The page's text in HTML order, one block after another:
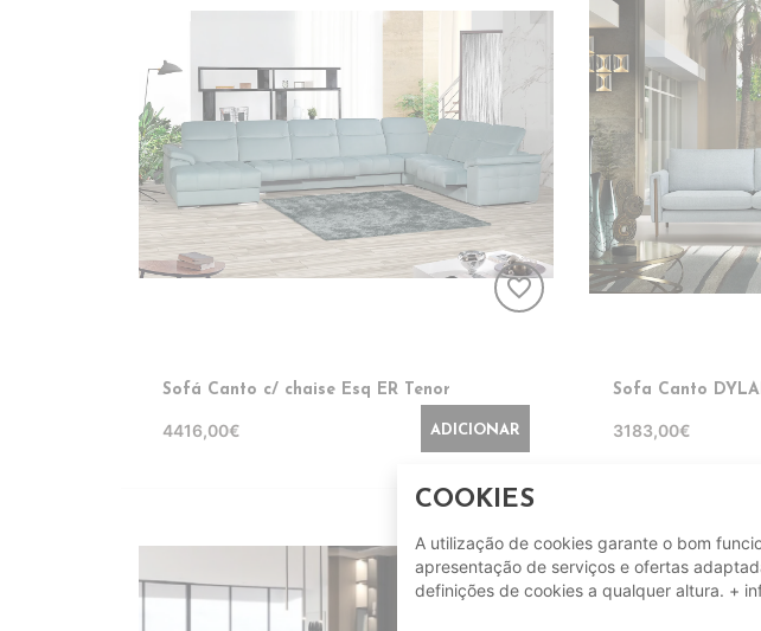
favorite_border
Sofá Canto c/ chaise Esq ER Tenor
4416,00€ ADICIONAR
Sofa Canto
3183,00€
COOKIES
A utilização de cookies garante o bom
apresentação de serviços e ofertas
definições de cookies a qualquer altura. +